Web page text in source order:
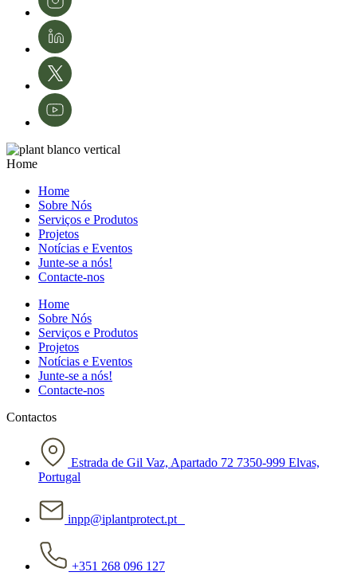
Home
Home
Sobre Nós
Serviços e Produtos
Projetos
Notícias e Eventos
Junte-se a nós!
Contacte-nos
Home
Sobre Nós
Serviços e Produtos
Projetos
Notícias e Eventos
Junte-se a nós!
Contacte-nos
Contactos
Estrada de Gil Vaz, Apartado 72 7350-999 Elvas,
Portugal
inpp@iplantprotect.pt
+351 268 096 127